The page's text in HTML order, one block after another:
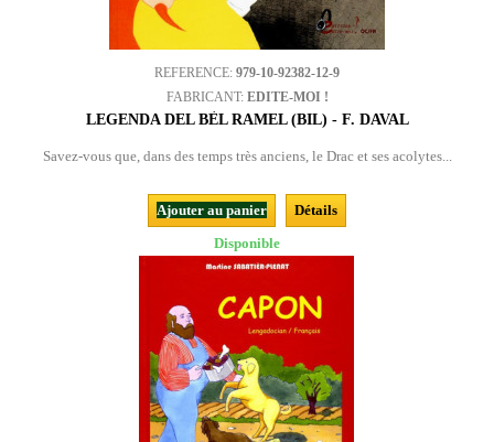
REFERENCE: 979-10-92382-12-9
FABRICANT: EDITE-MOI !
LEGENDA DEL BÈL RAMEL (BIL) - F. DAVAL
Savez-vous que, dans des temps très anciens, le Drac et ses acolytes...
Ajouter au panier
Détails
Disponible